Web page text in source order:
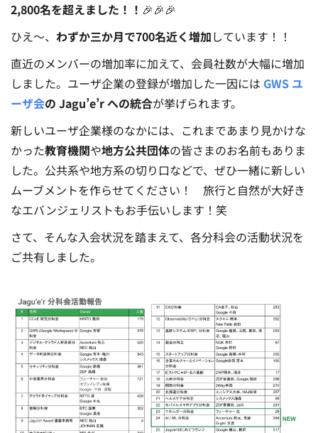
2,800名を超えました！！ 🎉🎉🎉
ひえ～、 わずか三か月で700名近く増加しています！！
直近のメンバーの増加率に加えて、会員社数が大幅に増加
しました。 ユーザ企業の登録が増加した一因には GWS ユ
ーザ会の Jagu’e’r への統合が挙げられます。
新しいユーザ企業様のなかには、これまであまり見かけな
かった教育機関や地方公共団体の皆さまのお名前もありま
した。 公共系や地方系の切り口などで、ぜひ一緒に新しい
ムーブメントを作らせてください！ 旅行と自然が大好き
なエバンジェリストもお手伝いします！笑
さて、そんな入会状況を踏まえて、各分科会の活動状況を
ご共有しました。